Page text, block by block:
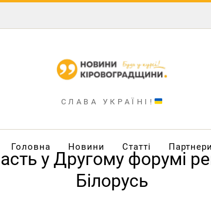
СЛАВА УКРАЇНІ!
Головна Новини Статті Партнери
у Другому форумі
Білорусь